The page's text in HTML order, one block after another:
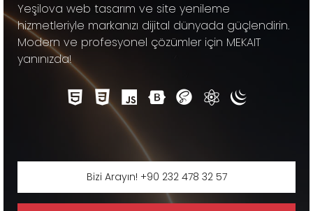
Yeşilova web tasarım ve site yenileme
hizmetleriyle markanızı dijital dünyada güçlendirin.
Modern ve profesyonel çözümler için MEKAIT
yanınızda!
Bizi Arayın! +90 232 478 32 57